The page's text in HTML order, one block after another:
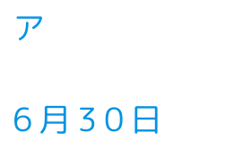
ア
6月30日